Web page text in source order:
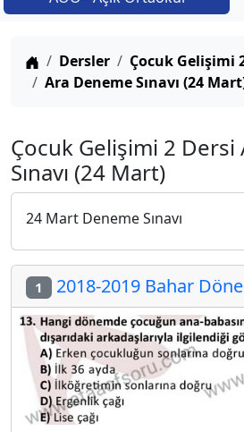
Anasayfa
Dersler
Çocuk Gelişimi
Ara Deneme Sınavı (24
Çocuk Gelişimi 2 Dersi
Sınavı (24 Mart)
24 Mart Deneme Sınavı
1 2018-2019 Bahar